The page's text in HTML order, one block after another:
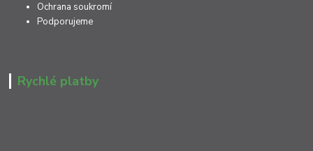
Ochrana soukromí
Podporujeme
Rychlé platby